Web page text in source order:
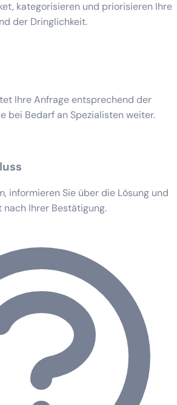
kategorisieren und priorisieren Ihre
der Dringlichkeit.
Ihre Anfrage entsprechend der
bei Bedarf an Spezialisten weiter.
informieren Sie über die Lösung und
Ihrer Bestätigung.